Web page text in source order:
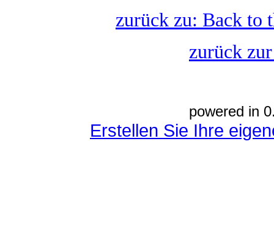
zurück zu: Back to
zurück
powered in
Erstellen Sie Ihre